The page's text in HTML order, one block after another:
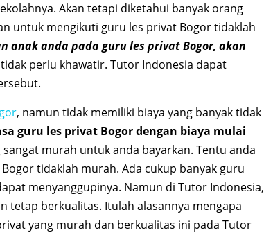
Akan tetapi diketahui banyak orang
untuk mengikuti guru les privat Bogor tidaklah
anak anda pada guru les privat Bogor, akan
perlu khawatir. Tutor Indonesia dapat
, namun tidak memiliki biaya yang banyak tidak
guru les privat Bogor dengan biaya mulai
murah untuk anda bayarkan. Tentu anda
tidaklah murah. Ada cukup banyak guru
menyanggupinya. Namun di Tutor Indonesia,
tetap berkualitas. Itulah alasannya mengapa
yang murah dan berkualitas ini pada Tutor